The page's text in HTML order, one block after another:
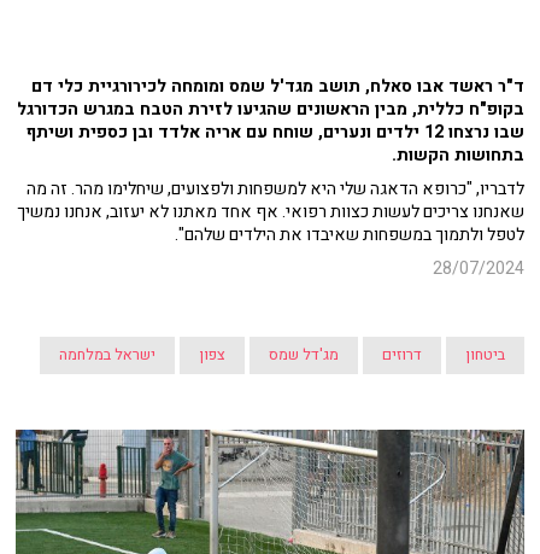
ד"ר ראשד אבו סאלח, תושב מגד'ל שמס ומומחה לכירורגיית כלי דם
בקופ"ח כללית, מבין הראשונים שהגיעו לזירת הטבח במגרש הכדורגל
שבו נרצחו 12 ילדים ונערים, שוחח עם אריה אלדד ובן כספית ושיתף
בתחושות הקשות.
לדבריו, "כרופא הדאגה שלי היא למשפחות ולפצועים, שיחלימו מהר. זה מה
שאנחנו צריכים לעשות כצוות רפואי. אף אחד מאתנו לא יעזוב, אנחנו נמשיך
לטפל ולתמוך במשפחות שאיבדו את הילדים שלהם".
28/07/2024
ביטחון דרוזים מג'דל שמס צפון ישראל במלחמה